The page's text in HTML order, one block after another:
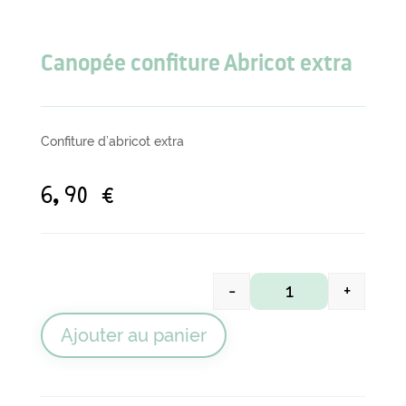
Canopée confiture Abricot extra
Confiture d’abricot extra
6,90 €
quantité de
- +
Ajouter au panier